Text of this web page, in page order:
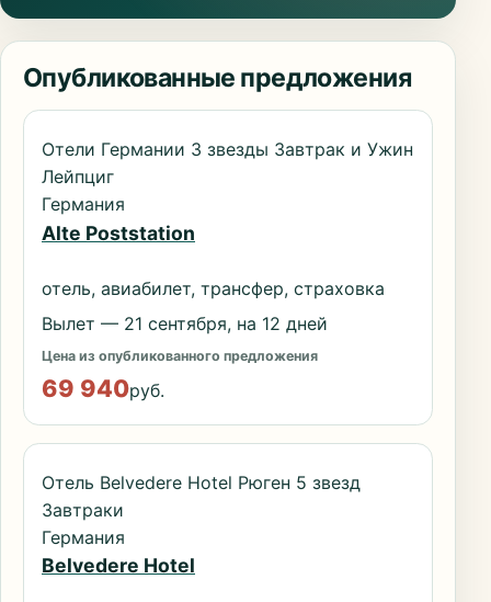
Опубликованные предложения
Отели Германии 3 звезды Завтрак и Ужин
Лейпциг
Германия
Alte Poststation
отель, авиабилет, трансфер, страховка
Вылет — 21 сентября, на 12 дней
Цена из опубликованного предложения
69 940руб.
Отель Belvedere Hotel Рюген 5 звезд
Завтраки
Германия
Belvedere Hotel